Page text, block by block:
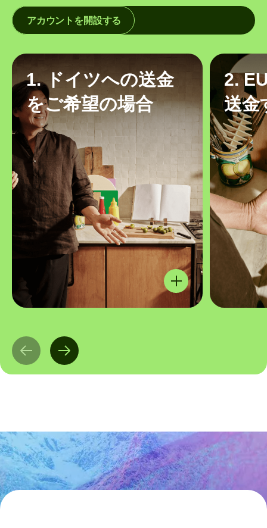
アカウントを開設する
1. ドイツへの送金
をご希望の場合
2.
送金